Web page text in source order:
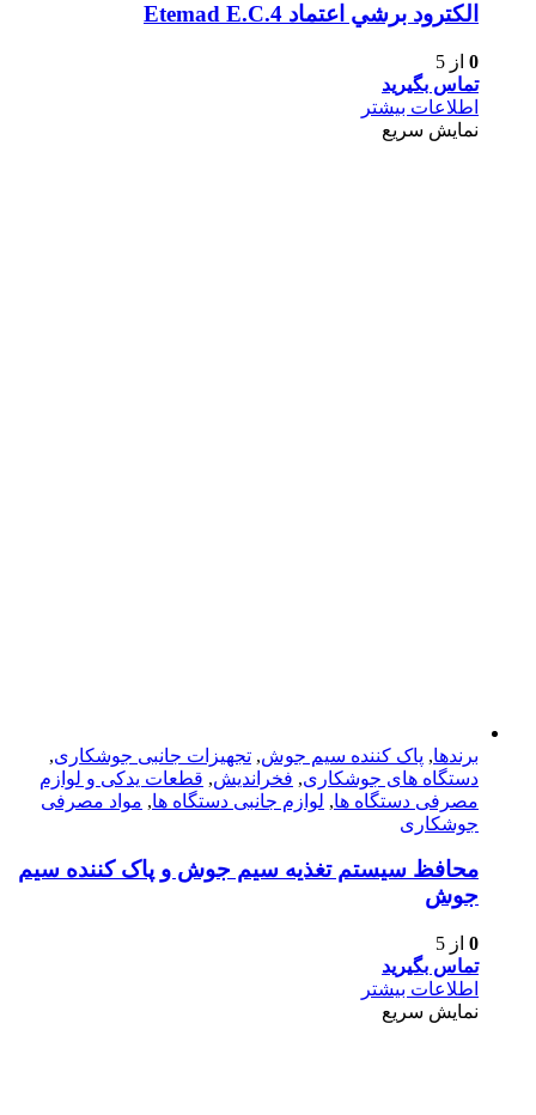
الكترود برشي اعتماد Etemad E.C.4
0 از 5
تماس بگیرید
اطلاعات بیشتر
نمایش سریع
برندها, پاک کننده سیم جوش, تجهیزات جانبی جوشکاری,
دستگاه های جوشکاری, فخراندیش, قطعات یدکی و لوازم
مصرفی دستگاه ها, لوازم جانبی دستگاه ها, مواد مصرفی
جوشکاری
محافظ سیستم تغذیه سیم جوش و پاک کننده سیم
جوش
0 از 5
تماس بگیرید
اطلاعات بیشتر
نمایش سریع